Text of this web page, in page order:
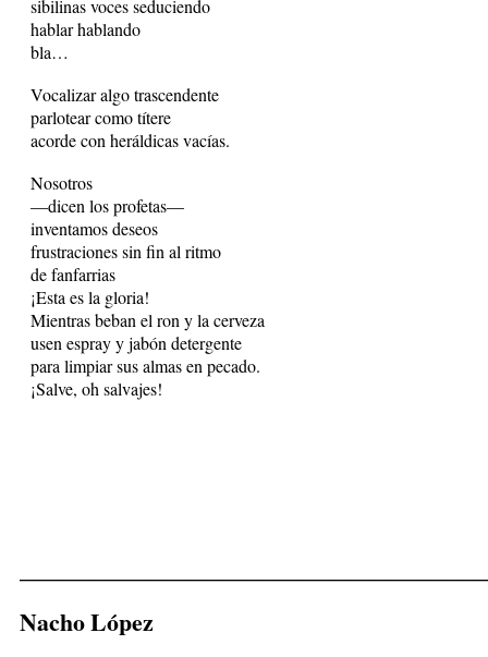
sibilinas voces seduciendo
hablar hablando
bla…
Vocalizar algo trascendente
parlotear como títere
acorde con heráldicas vacías.
Nosotros
—dicen los profetas—
inventamos deseos
frustraciones sin fin al ritmo
de fanfarrias
¡Esta es la gloria!
Mientras beban el ron y la cerveza
usen espray y jabón detergente
para limpiar sus almas en pecado.
¡Salve, oh salvajes!
Nacho López